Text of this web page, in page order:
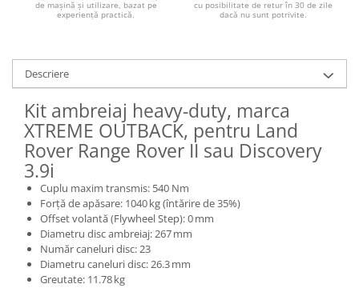
de mașină și utilizare, bazat pe
experiență practică.
cu posibilitate de retur în 30 de zile
dacă nu sunt potrivite.
Descriere
Kit ambreiaj heavy-duty, marca
XTREME OUTBACK, pentru Land
Rover Range Rover II sau Discovery
3.9i
Cuplu maxim transmis: 540 Nm
Forță de apăsare: 1040 kg (întărire de 35%)
Offset volantă (Flywheel Step): 0 mm
Diametru disc ambreiaj: 267 mm
Număr caneluri disc: 23
Diametru caneluri disc: 26.3 mm
Greutate: 11.78 kg